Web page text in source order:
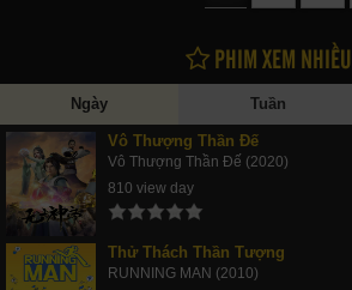
PHIM XEM NHIỀU
Ngày Tuần
Vô Thượng Thần Đế
Vô Thượng Thần Đế (2020)
810 view day
Thử Thách Thần Tượng
RUNNING MAN (2010)